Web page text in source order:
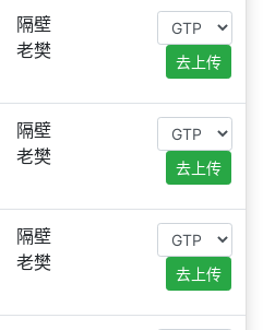
隔壁
老樊
去上传
隔壁
老樊
去上传
隔壁
老樊
去上传